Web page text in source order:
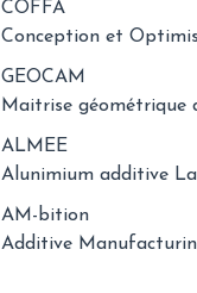
COFFA
Conception et
GEOCAM
Maitrise géométrique
ALMEE
Alunimium additive
AM-bition
Additive